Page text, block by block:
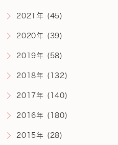
2021年 (45)
2020年 (39)
2019年 (58)
2018年 (132)
2017年 (140)
2016年 (180)
2015年 (28)